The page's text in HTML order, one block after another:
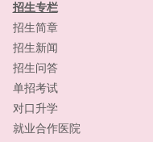
招生专栏
招生简章
招生新闻
招生问答
单招考试
对口升学
就业合作医院